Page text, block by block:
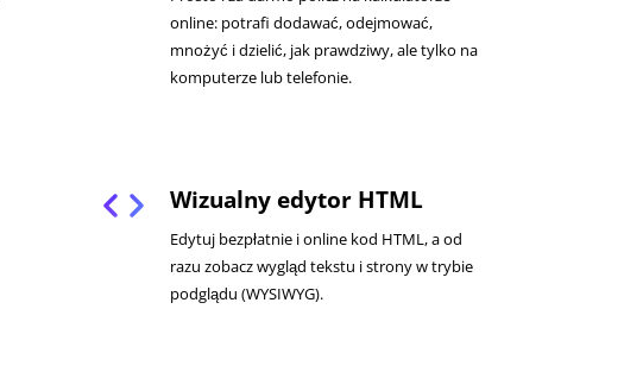
online: potrafi dodawać, odejmować,
mnożyć i dzielić, jak prawdziwy, ale tylko na
komputerze lub telefonie.
code Wizualny edytor HTML
Edytuj bezpłatnie i online kod HTML, a od
razu zobacz wygląd tekstu i strony w trybie
podglądu (WYSIWYG).